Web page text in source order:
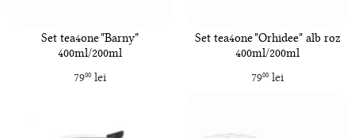
Set tea4one "Barny"
400ml/200ml
7900lei
Set tea4one "Orhidee" alb roz
400ml/200ml
7900lei